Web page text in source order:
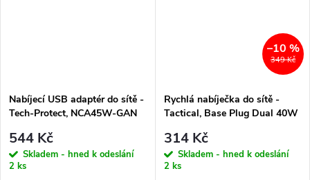
Nabíjecí USB adaptér do sítě -
Tech-Protect, NCA45W-GAN
kabel
544 Kč
Skladem - hned k odeslání
2 ks
349 Kč
–10 %
Rychlá nabíječka do sítě -
Tactical, Base Plug Dual 40W
314 Kč
Skladem - hned k odeslání
2 ks